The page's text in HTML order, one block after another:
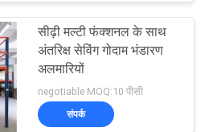
सीढ़ी मल्टी फंक्शनल के साथ
अंतरिक्ष सेविंग गोदाम भंडारण
अलमारियों
negotiable MOQ:10 पीसी
संपर्क